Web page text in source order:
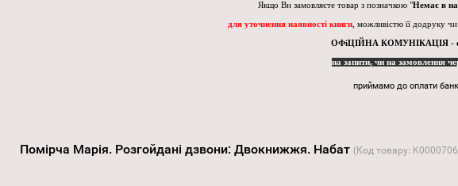
Якщо Ви замовляєте товар з позначкою "Немає в
для уточнення наявності книги, можливістю її додруку чи
ОФіЦІЙНА КОМУНІКАЦІЯ -
на запити, чи на замовлення
приймамо до оплати
Помірча Марія. Розгойдані дзвони: Двокнижжя. Набат (Код товару: K0000706